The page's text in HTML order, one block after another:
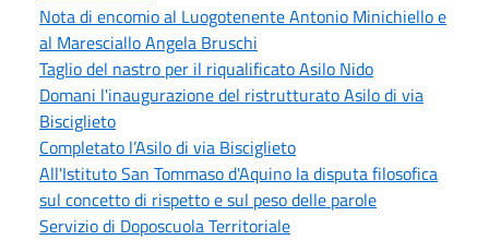
Nota di encomio al Luogotenente Antonio Minichiello e
al Maresciallo Angela Bruschi
Taglio del nastro per il riqualificato Asilo Nido
Domani l'inaugurazione del ristrutturato Asilo di via
Bisciglieto
Completato l’Asilo di via Bisciglieto
All'Istituto San Tommaso d'Aquino la disputa filosofica
sul concetto di rispetto e sul peso delle parole
Servizio di Doposcuola Territoriale